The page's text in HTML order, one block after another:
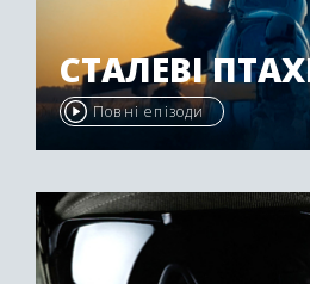
СТАЛЕВІ
Повні епізоди